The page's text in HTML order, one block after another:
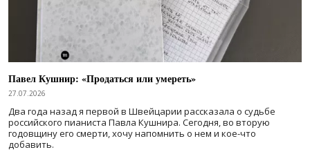
Павел Кушнир: «Продаться или умереть»
27.07.2026
Два года назад я первой в Швейцарии рассказала о судьбе
российского пианиста Павла Кушнира. Сегодня, во вторую
годовщину его смерти, хочу напомнить о нем и кое-что
добавить.